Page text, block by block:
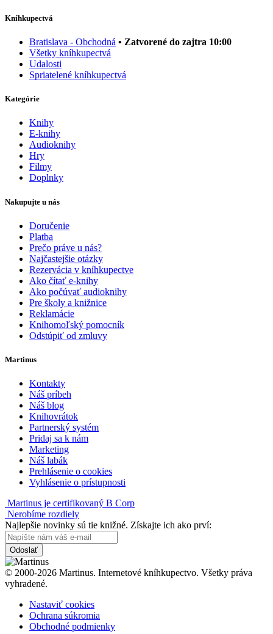
Kníhkupectvá
Bratislava - Obchodná • Zatvorené do zajtra 10:00
Všetky kníhkupectvá
Udalosti
Spriatelené kníhkupectvá
Kategórie
Knihy
E-knihy
Audioknihy
Hry
Filmy
Doplnky
Nakupujte u nás
Doručenie
Platba
Prečo práve u nás?
Najčastejšie otázky
Rezervácia v kníhkupectve
Ako čítať e-knihy
Ako počúvať audioknihy
Pre školy a knižnice
Reklamácie
Knihomoľský pomocník
Odstúpiť od zmluvy
Martinus
Kontakty
Náš príbeh
Náš blog
Knihovrátok
Partnerský systém
Pridaj sa k nám
Marketing
Náš labák
Prehlásenie o cookies
Vyhlásenie o prístupnosti
Martinus je certifikovaný B Corp
Nerobíme rozdiely
Najlepšie novinky sú tie knižné. Získajte ich ako prví:
Odoslať
© 2000-2026 Martinus. Internetové kníhkupectvo. Všetky práva
vyhradené.
Nastaviť cookies
Ochrana súkromia
Obchodné podmienky